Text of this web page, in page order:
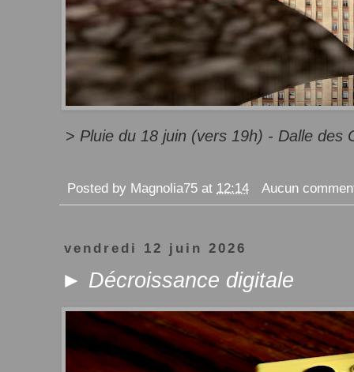
> Pluie du 18 juin (vers 19h) - Dalle des
Posted by Magnolia75 at 12:14 Aucun
vendredi 12 juin 2026
► Décroissance digitale